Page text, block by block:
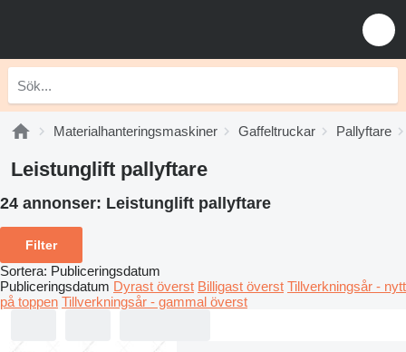
Materialhanteringsmaskiner Gaffeltruckar Pallyftare
Leistunglift pallyftare
24 annonser: Leistunglift pallyftare
Filter
Sortera: Publiceringsdatum
Publiceringsdatum Dyrast överst Billigast överst Tillverkningsår - nytt
på toppen Tillverkningsår - gammal överst